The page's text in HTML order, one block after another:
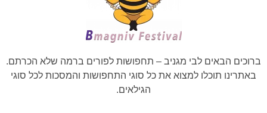
ברוכים הבאים לבי מגניב – תחפושות לפורים ברמה שלא הכרתם.
באתרינו תוכלו למצוא את כל סוגי התחפושות והמסכות לכל סוגי
הגילאים.